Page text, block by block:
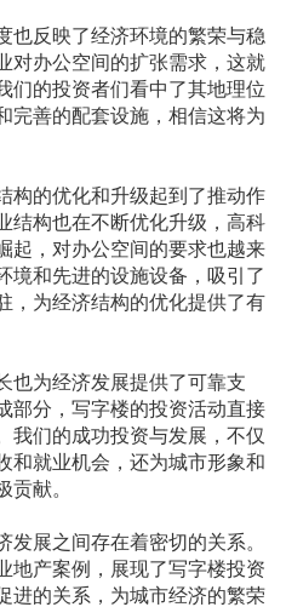
也反映了经济环境的繁荣与稳
对办公空间的扩张需求，这就
们的投资者们看中了其地理位
完善的配套设施，相信这将为
构的优化和升级起到了推动作
结构也在不断优化升级，高科
起，对办公空间的要求也越来
境和先进的设施设备，吸引了
，为经济结构的优化提供了有
也为经济发展提供了可靠支
部分，写字楼的投资活动直接
我们的成功投资与发展，不仅
和就业机会，还为城市形象和
贡献。
展之间存在着密切的关系。
地产案例，展现了写字楼投资
进的关系，为城市经济的繁荣